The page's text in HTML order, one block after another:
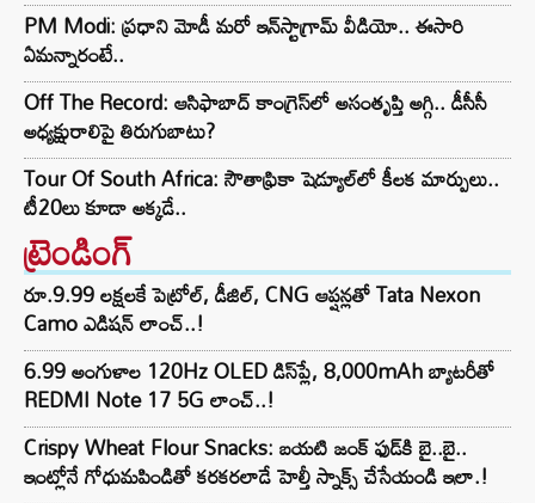
PM Modi: ప్రధాని మోడీ మరో ఇన్‌స్టాగ్రామ్ వీడియో.. ఈసారి
ఏమన్నారంటే..
Off The Record: ఆసిఫాబాద్ కాంగ్రెస్‌లో అసంతృప్తి అగ్గి.. డీసీసీ
అధ్యక్షురాలిపై తిరుగుబాటు?
Tour Of South Africa: సౌతాఫ్రికా షెడ్యూల్‌లో కీలక మార్పులు..
టీ20లు కూడా అక్కడే..
ట్రెండింగ్‌
రూ.9.99 లక్షలకే పెట్రోల్, డీజిల్, CNG ఆప్షన్లతో Tata Nexon
Camo ఎడిషన్ లాంచ్..!
6.99 అంగుళాల 120Hz OLED డిస్‌ప్లే, 8,000mAh బ్యాటరీతో
REDMI Note 17 5G లాంచ్..!
Crispy Wheat Flour Snacks: బయటి జంక్ ఫుడ్‌కి బై..బై..
ఇంట్లోనే గోధుమపిండితో కరకరలాడే హెల్తీ స్నాక్స్ చేసేయండి ఇలా.!